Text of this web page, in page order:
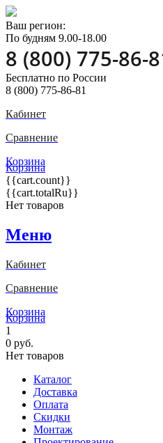
Ваш регион:
По будням 9.00-18.00
8 (800) 775-86-
Бесплатно по России
8 (800) 775-86-81
Кабинет
Сравнение
Корзина
Корзина
{{cart.count}}
{{cart.totalRu}}
Нет товаров
Меню
Кабинет
Сравнение
Корзина
Корзина
1
0 руб.
Нет товаров
Каталог
Доставка
Оплата
Скидки
Монтаж